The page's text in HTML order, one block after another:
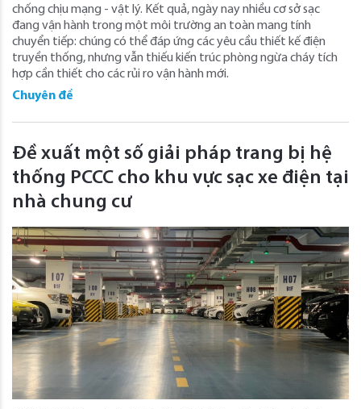
chống chịu mạng - vật lý. Kết quả, ngày nay nhiều cơ sở sạc
đang vận hành trong một môi trường an toàn mang tính
chuyển tiếp: chúng có thể đáp ứng các yêu cầu thiết kế điện
truyền thống, nhưng vẫn thiếu kiến trúc phòng ngừa cháy tích
hợp cần thiết cho các rủi ro vận hành mới.
Chuyên đề
Đề xuất một số giải pháp trang bị hệ
thống PCCC cho khu vực sạc xe điện tại
nhà chung cư